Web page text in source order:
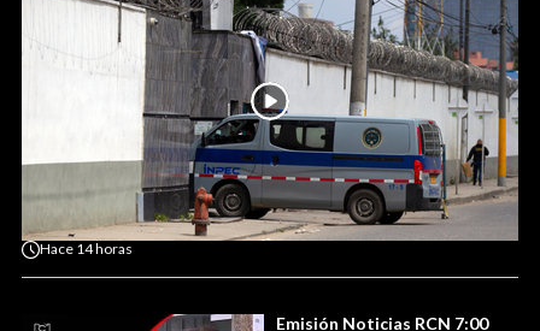
Hace 14 horas
Emisión Noticias RCN 7:00